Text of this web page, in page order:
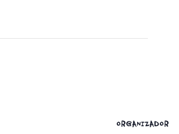
ORGANIZADOR